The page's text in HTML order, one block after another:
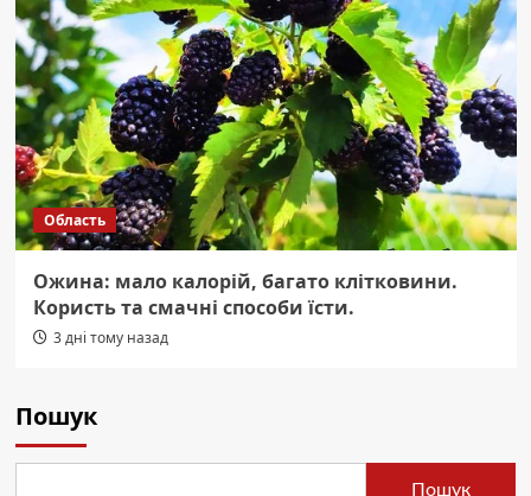
Область
Ожина: мало калорій, багато клітковини.
Користь та смачні способи їсти.
3 дні тому назад
Пошук
Пошук